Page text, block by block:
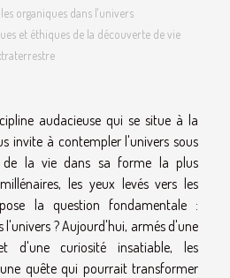
organiques dans l'univers
et éthiques de la découverte de vie
audacieuse qui se situe à la
invite à contempler l'univers sous
la vie dans sa forme la plus
les yeux levés vers les
la question fondamentale :
l'univers ? Aujourd'hui, armés d'une
d'une curiosité insatiable, les
quête qui pourrait transformer